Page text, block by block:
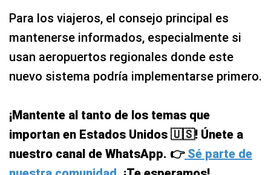
¡Mantente al tanto de los temas que
importan en Estados Unidos 🇺🇸! Únete a
nuestro canal de WhatsApp. 👉Sé parte de
SOBRE EL AUTOR